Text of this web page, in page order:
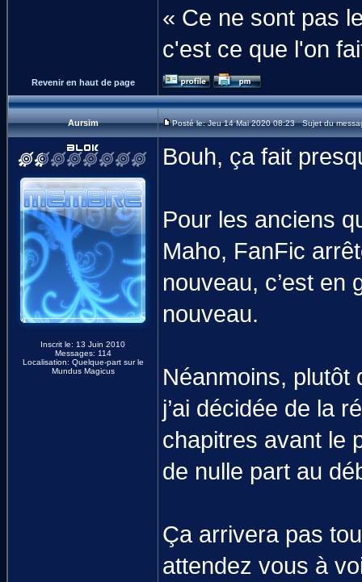
« Ce ne sont pas
c'est ce que l'on
Revenir en haut de page
Aursim Posté le: Jeu 14 Mai 2020 08:23 Sujet du
Inscrit le: 13 Juin 2010
Messages: 114
Localisation: Quelque-part sur le
Mundus Magicus
Bouh, ça fait
Pour les anciens
Maho, FanFic
nouveau, c’est en
nouveau.
Néanmoins, plutôt
j’ai décidée de la
chapitres avant le
de nulle part au
Ça arrivera pas
attendez vous à